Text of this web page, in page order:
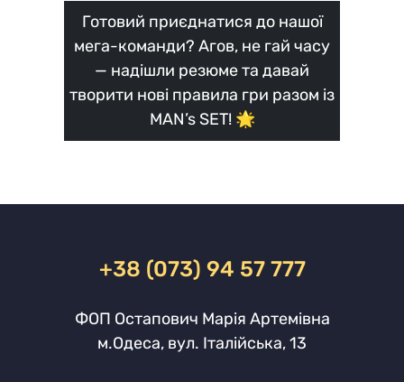
Готовий приєднатися до нашої
мега-команди? Агов, не гай часу
— надішли резюме та давай
творити нові правила гри разом із
MAN’s SET! 🌟
+38 (073) 94 57 777
ФОП Остапович Марія Артемівна
м.Одеса, вул. Італійська, 13